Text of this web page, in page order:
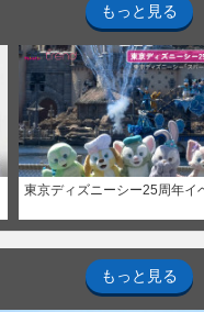
もっと見る
東京ディズニーシー25周年イ
もっと見る